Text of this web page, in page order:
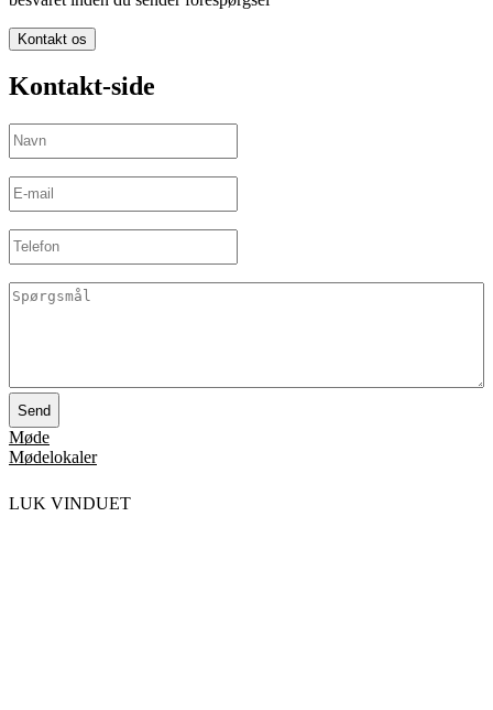
Kontakt os
Kontakt-side
Navn
E-
mail(Påkrævet)
Telefon
Spørgsmål(Påkrævet)
Møde
Mødelokaler
LUK VINDUET